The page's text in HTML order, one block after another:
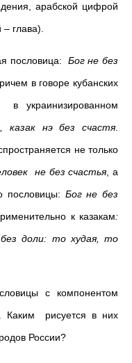
арабской цифрой
глава).
пословица:
Бог не без
в говоре кубанских
в украинизированном
нэ без счастя.
не только
не без счастья, а
пословицы: Бог не без
к казакам:
доли: то худая, то
с компонентом
Каким рисуется в них
России?